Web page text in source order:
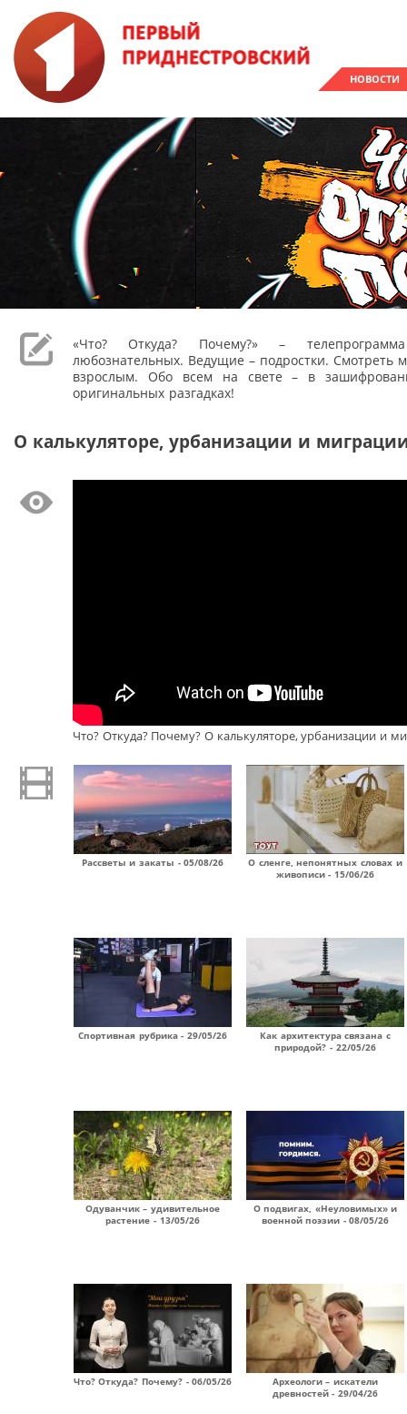
НОВОСТИ
«Что? Откуда? Почему?» –
любознательных. Ведущие – подростки. Смотреть
взрослым. Обо всем на свете – в
оригинальных разгадках!
О калькуляторе, урбанизации и
Что? Откуда? Почему? О калькуляторе, урбанизации и
Рассветы и закаты - 05/08/26
О сленге, непонятных словах и
живописи - 15/06/26
Спортивная рубрика - 29/05/26
Как архитектура связана с
природой? - 22/05/26
Одуванчик – удивительное
растение - 13/05/26
О подвигах, «Неуловимых» и
военной поэзии - 08/05/26
Что? Откуда? Почему? - 06/05/26
Археологи – искатели
древностей - 29/04/26